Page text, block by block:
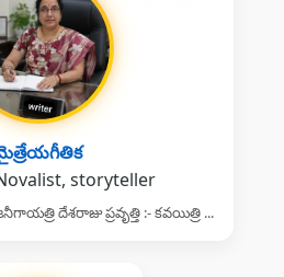
storyteller
దేశరాజు ప్రవృత్తి :- కవయిత్రి ...